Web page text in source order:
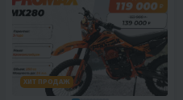
ХИТ ПРОДАЖ